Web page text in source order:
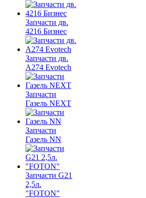
Запчасти дв.
4216 Бизнес
Запчасти дв.
A274 Evotech
Запчасти
Газель NEXT
Запчасти
Газель NN
Запчасти G21
2,5л.
"FOTON"